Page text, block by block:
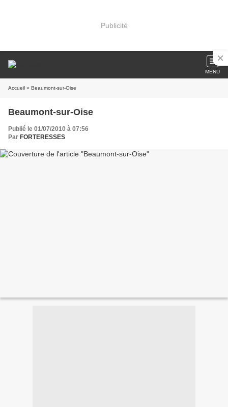
Publicité
MENU
Accueil » Beaumont-sur-Oise
Beaumont-sur-Oise
Publié le 01/07/2010 à 07:56
Par FORTERESSES